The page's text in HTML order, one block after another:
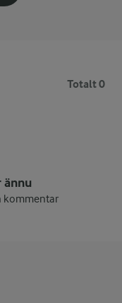
Totalt 0
ännu
kommentar